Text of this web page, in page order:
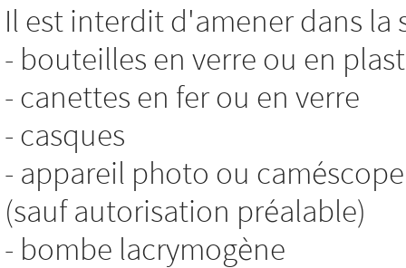
Il est interdit d'amener dans la
- bouteilles en verre ou en
- canettes en fer ou en verre
- casques
- appareil photo ou
(sauf autorisation préalable)
- bombe lacrymogène